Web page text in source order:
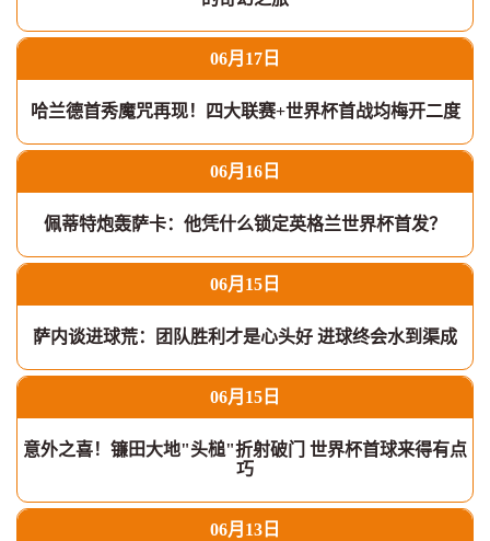
06月17日
哈兰德首秀魔咒再现！四大联赛+世界杯首战均梅开二度
06月16日
佩蒂特炮轰萨卡：他凭什么锁定英格兰世界杯首发？
06月15日
萨内谈进球荒：团队胜利才是心头好 进球终会水到渠成
06月15日
意外之喜！镰田大地"头槌"折射破门 世界杯首球来得有点
巧
06月13日